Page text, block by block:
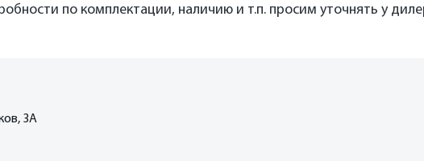
по комплектации, наличию и т.п. просим уточнять у
3A